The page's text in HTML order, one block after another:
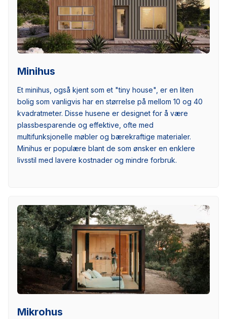
Minihus
Et minihus, også kjent som et "tiny house", er en liten
bolig som vanligvis har en størrelse på mellom 10 og 40
kvadratmeter. Disse husene er designet for å være
plassbesparende og effektive, ofte med
multifunksjonelle møbler og bærekraftige materialer.
Minihus er populære blant de som ønsker en enklere
livsstil med lavere kostnader og mindre forbruk.
Mikrohus